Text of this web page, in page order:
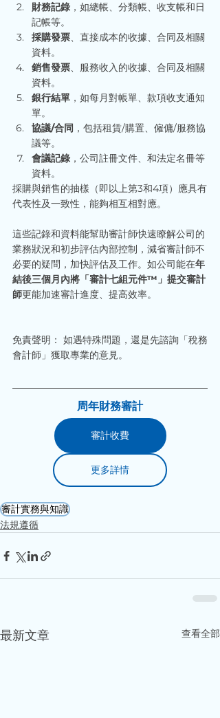
財務記錄 ，如總帳、分類帳、收支帳和日
記帳等。
採購發票、直接成本的收據、合同及相關
資料。
銷售發票、服務收入的收據、合同及相關
資料。
銀行結單 ，如每月對帳單、款項收支通知
單。
協議/合同 ，包括租賃/購置、僱傭/服務協
議等。
會議記錄 ，公司註冊文件、和法定名冊等
資料。
採購與銷售的抽樣（即以上第3和4項）應具有
代表性及一致性，能夠相互相對應。
這些記錄和資料能幫助審計師快速瞭解公司的
業務狀況和初步評估內部控制，減省審計師不
必要的疑問，加快評估及工作。如公司能在年
結後三個月內將「審計七組元件™」提交審計
師更能加速審計進度、提高效率。
免責聲明： 如遇特殊問題，還是先諮詢「稅務
會計師」獲取專業的意見。
周年財務審計
審計收費
更多詳情
審計實務與知識
法規遵循
最新文章 查看全部